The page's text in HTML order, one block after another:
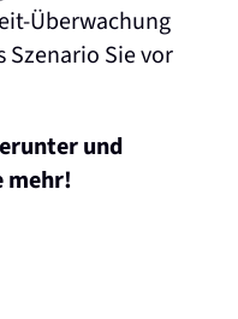
Überwachung
Szenario Sie vor
und
mehr!